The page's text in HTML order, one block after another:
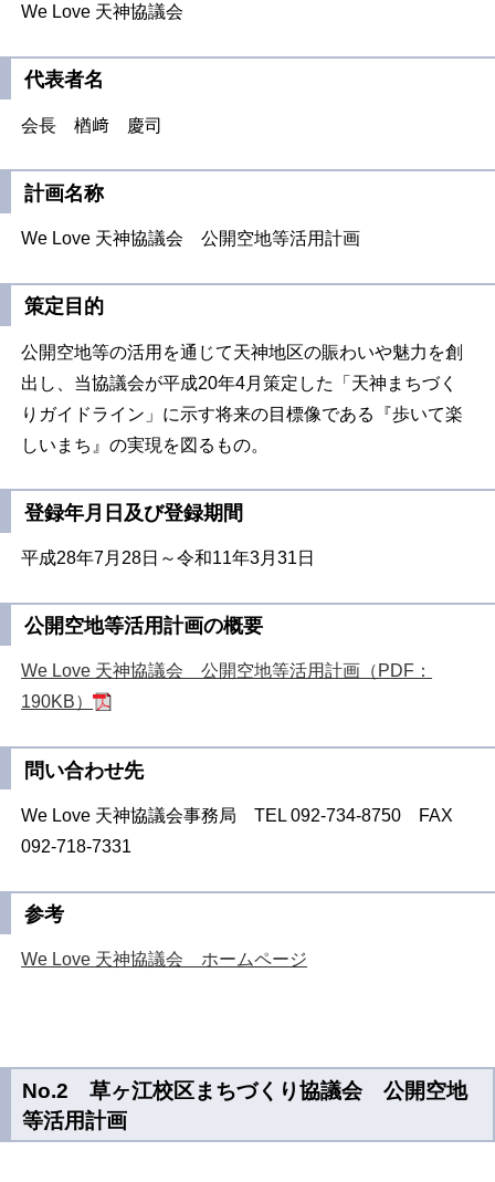
We Love 天神協議会
代表者名
会長 楢﨑 慶司
計画名称
We Love 天神協議会 公開空地等活用計画
策定目的
公開空地等の活用を通じて天神地区の賑わいや魅力を創
出し、当協議会が平成20年4月策定した「天神まちづく
りガイドライン」に示す将来の目標像である『歩いて楽
しいまち』の実現を図るもの。
登録年月日及び登録期間
平成28年7月28日～令和11年3月31日
公開空地等活用計画の概要
We Love 天神協議会 公開空地等活用計画（PDF：
190KB）
問い合わせ先
We Love 天神協議会事務局 TEL 092-734-8750 FAX
092-718-7331
参考
We Love 天神協議会 ホームページ
No.2 草ヶ江校区まちづくり協議会 公開空地
等活用計画